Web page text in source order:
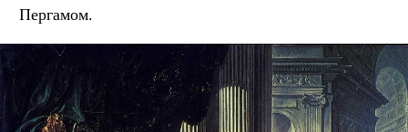
Пергамом.